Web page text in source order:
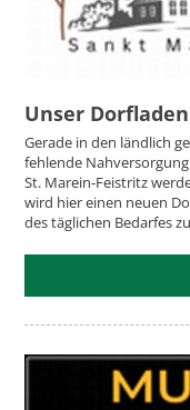
Unser
Gerade in den ländlich
fehlende
St. Marein-Feistritz
wird hier einen neuen
des täglichen Bedarfes